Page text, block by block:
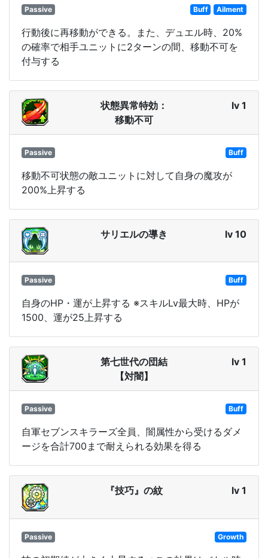
Passive Buff Ailment
行動後に再移動ができる。また、デュエル時、20%
の確率で相手ユニットに2ターンの間、移動不可を
付与する
状態異常特効：
移動不可
lv 1
Passive Buff
移動不可状態の敵ユニットに対して自身の魔攻が
200%上昇する
サリエルの導き lv 10
Passive Buff
自身のHP・運が上昇する ※スキルLv最大時、HPが
1500、運が25上昇する
第七世代の団結
【対闇】
lv 1
Passive Buff
自軍セブンスキラーズ全員、闇属性から受けるダメ
ージを合計700まで耐えられる効果を得る
『技巧』の紋 lv 1
Passive Growth